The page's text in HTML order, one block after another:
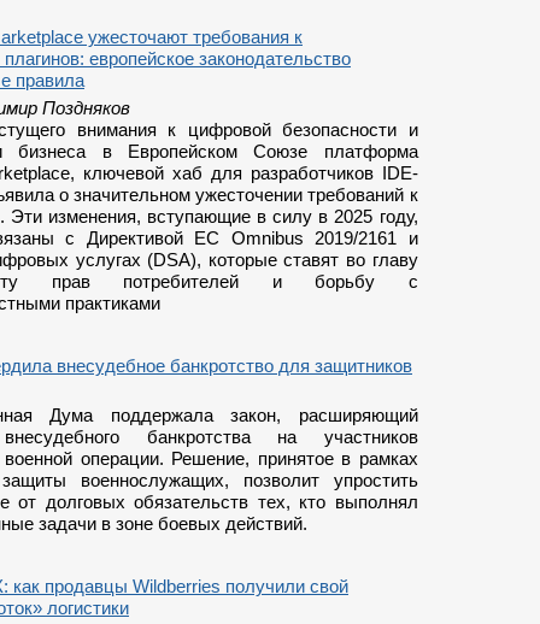
ужесточают требования к
европейское законодательство
правила
Поздняков
внимания к цифровой безопасности и
бизнеса в Европейском Союзе платформа
ключевой хаб для разработчиков IDE-
о значительном ужесточении требований к
Эти изменения, вступающие в силу в 2025 году,
с Директивой ЕС Omnibus 2019/2161 и
услугах (DSA), которые ставят во главу
прав потребителей и борьбу с
практиками
внесудебное банкротство для защитников
Дума поддержала закон, расширяющий
банкротства на участников
военной операции. Решение, принятое в рамках
военнослужащих, позволит упростить
от долговых обязательств тех, кто выполнял
задачи в зоне боевых действий.
как продавцы Wildberries получили свой
логистики